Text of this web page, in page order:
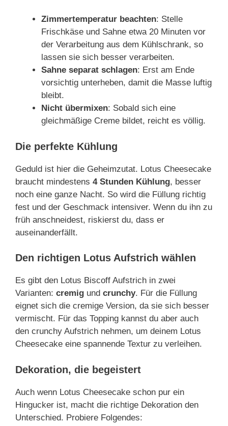
Zimmertemperatur beachten: Stelle
Frischkäse und Sahne etwa 20 Minuten vor
der Verarbeitung aus dem Kühlschrank, so
lassen sie sich besser verarbeiten.
Sahne separat schlagen: Erst am Ende
vorsichtig unterheben, damit die Masse luftig
bleibt.
Nicht übermixen: Sobald sich eine
gleichmäßige Creme bildet, reicht es völlig.
Die perfekte Kühlung
Geduld ist hier die Geheimzutat. Lotus Cheesecake
braucht mindestens 4 Stunden Kühlung, besser
noch eine ganze Nacht. So wird die Füllung richtig
fest und der Geschmack intensiver. Wenn du ihn zu
früh anschneidest, riskierst du, dass er
auseinanderfällt.
Den richtigen Lotus Aufstrich wählen
Es gibt den Lotus Biscoff Aufstrich in zwei
Varianten: cremig und crunchy. Für die Füllung
eignet sich die cremige Version, da sie sich besser
vermischt. Für das Topping kannst du aber auch
den crunchy Aufstrich nehmen, um deinem Lotus
Cheesecake eine spannende Textur zu verleihen.
Dekoration, die begeistert
Auch wenn Lotus Cheesecake schon pur ein
Hingucker ist, macht die richtige Dekoration den
Unterschied. Probiere Folgendes: